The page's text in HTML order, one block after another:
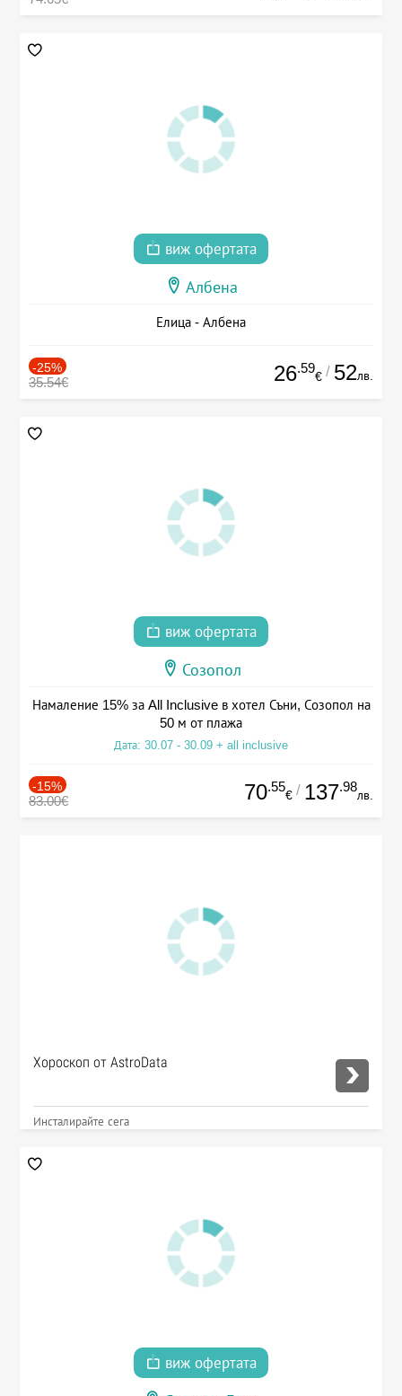
виж офертата
Албена
Елица - Албена
-25%
35.54€ 26.59
€ / 52лв.
виж офертата
Созопол
Намаление 15% за All Inclusive в хотел Съни, Созопол на
50 м от плажа
Дата: 30.07 - 30.09 + all inclusive
-15%
83.00€ 70.55
€ / 137.98
лв.
Хороскоп от AstroData
Инсталирайте сега
виж офертата